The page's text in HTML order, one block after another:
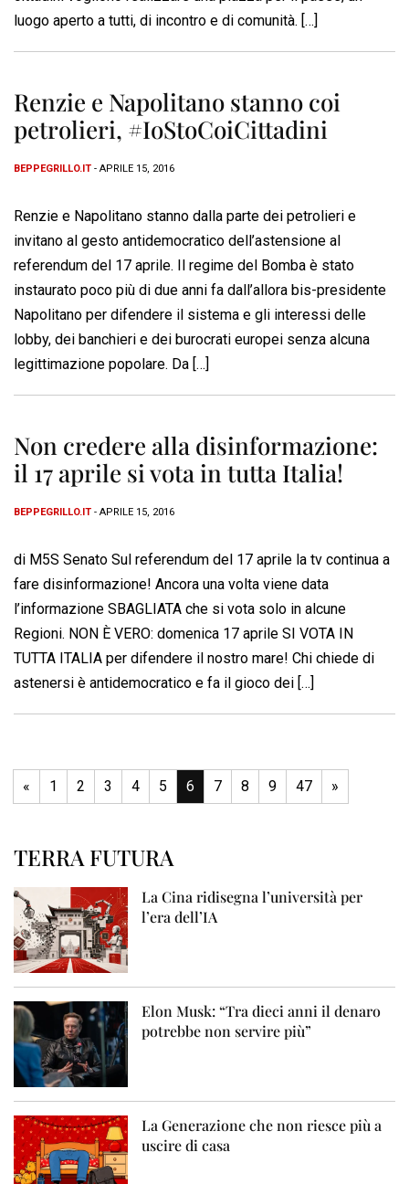
luogo aperto a tutti, di incontro e di comunità. […]
Renzie e Napolitano stanno coi
petrolieri, #IoStoCoiCittadini
BEPPEGRILLO.IT - APRILE 15, 2016
Renzie e Napolitano stanno dalla parte dei petrolieri e
invitano al gesto antidemocratico dell’astensione al
referendum del 17 aprile. Il regime del Bomba è stato
instaurato poco più di due anni fa dall’allora bis-presidente
Napolitano per difendere il sistema e gli interessi delle
lobby, dei banchieri e dei burocrati europei senza alcuna
legittimazione popolare. Da […]
Non credere alla disinformazione:
il 17 aprile si vota in tutta Italia!
BEPPEGRILLO.IT - APRILE 15, 2016
di M5S Senato Sul referendum del 17 aprile la tv continua a
fare disinformazione! Ancora una volta viene data
l’informazione SBAGLIATA che si vota solo in alcune
Regioni. NON È VERO: domenica 17 aprile SI VOTA IN
TUTTA ITALIA per difendere il nostro mare! Chi chiede di
astenersi è antidemocratico e fa il gioco dei […]
« 1 2 3 4 5 6 7 8 9 47 »
TERRA FUTURA
La Cina ridisegna l’università per
l’era dell’IA
Elon Musk: “Tra dieci anni il denaro
potrebbe non servire più”
La Generazione che non riesce più a
uscire di casa